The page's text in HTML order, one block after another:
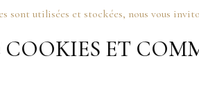
sont utilisées et stockées, nous vous
ET